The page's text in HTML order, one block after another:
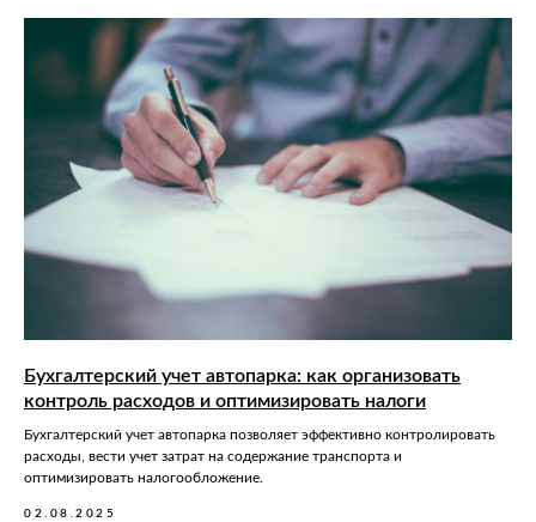
Бухгалтерский учет автопарка: как организовать
контроль расходов и оптимизировать налоги
Бухгалтерский учет автопарка позволяет эффективно контролировать
расходы, вести учет затрат на содержание транспорта и
оптимизировать налогообложение.
02.08.2025